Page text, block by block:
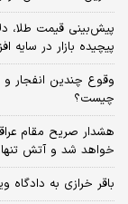
پیچیده بازار در
وقوع چندین انفجار و
چیست؟
هشدار صریح مقام
خواهد شد و آتش
باقر خرازی به